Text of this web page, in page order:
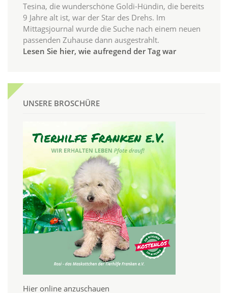
Tesina, die wunderschöne Goldi-Hündin, die bereits
9 Jahre alt ist, war der Star des Drehs. Im
Mittagsjournal wurde die Suche nach einem neuen
passenden Zuhause dann ausgestrahlt.
Lesen Sie hier, wie aufregend der Tag war
UNSERE BROSCHÜRE
Hier online anzuschauen